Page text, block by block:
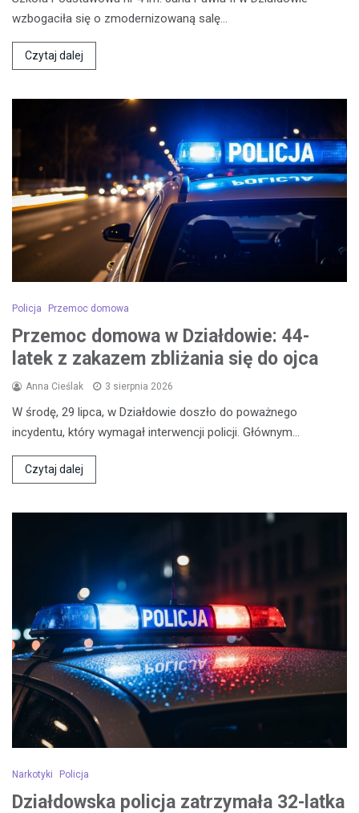
wzbogaciła się o zmodernizowaną salę…
Czytaj dalej
Policja Przemoc domowa
Przemoc domowa w Działdowie: 44-
latek z zakazem zbliżania się do ojca
Anna Cieślak 3 sierpnia 2026
W środę, 29 lipca, w Działdowie doszło do poważnego
incydentu, który wymagał interwencji policji. Głównym…
Czytaj dalej
Narkotyki Policja
Działdowska policja zatrzymała 32-latka